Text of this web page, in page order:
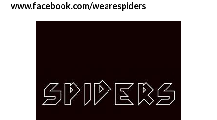
www.facebook.com/wearespiders